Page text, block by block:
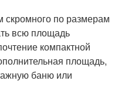
скромного по размерам
всю площадь
компактной
площадь,
баню или